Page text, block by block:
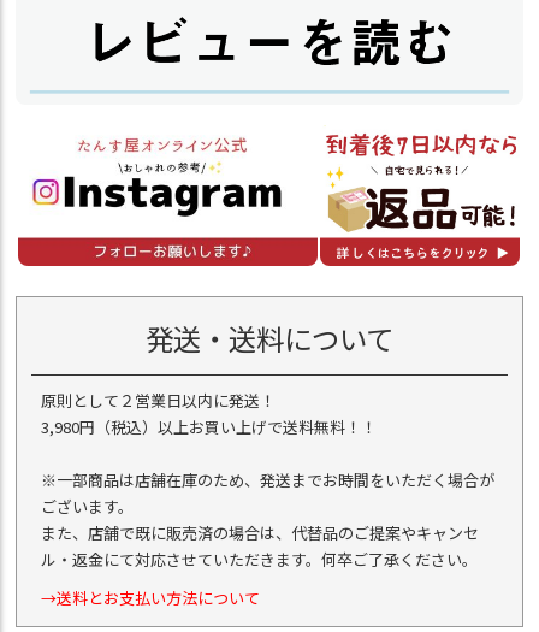
発送・送料について
原則として２営業日以内に発送！
3,980円（税込）以上お買い上げで送料無料！！
※一部商品は店舗在庫のため、発送までお時間をいただく場合が
ございます。
また、店舗で既に販売済の場合は、代替品のご提案やキャンセ
ル・返金にて対応させていただきます。何卒ご了承ください。
→送料とお支払い方法について